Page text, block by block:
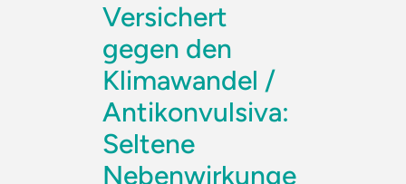
Versichert
gegen den
Klimawandel /
Antikonvulsiva:
Seltene
Nebenwirkunge